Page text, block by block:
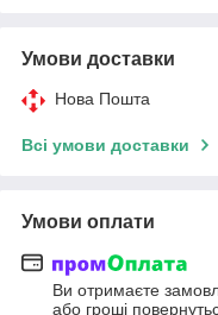
Умови доставки
Нова Пошта
Всі умови доставки
Умови оплати
Ви отримаєте
або гроші